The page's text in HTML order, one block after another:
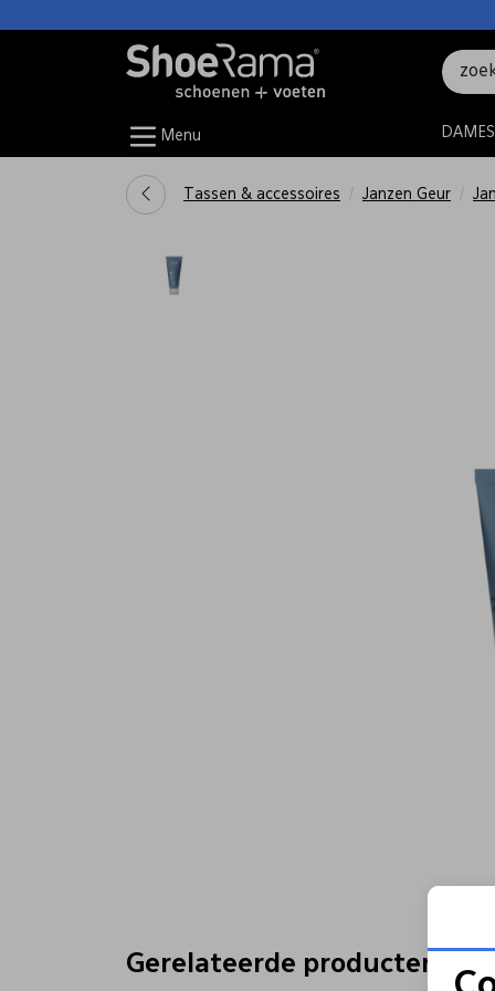
Menu DAMES
Tassen & accessoires Janzen Geur
Gerelateerde producten